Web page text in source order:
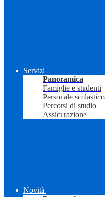
Servizi
Panoramica
Famiglie e studenti
Personale scolastico
Percorsi di studio
Assicurazione
Novità